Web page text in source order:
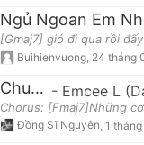
Ngủ Ngoan Em
Buihienvuong 24 tháng
Chuyện Đôi Ta - Emcee L
Đồng Sĩ Nguyên 1 tháng